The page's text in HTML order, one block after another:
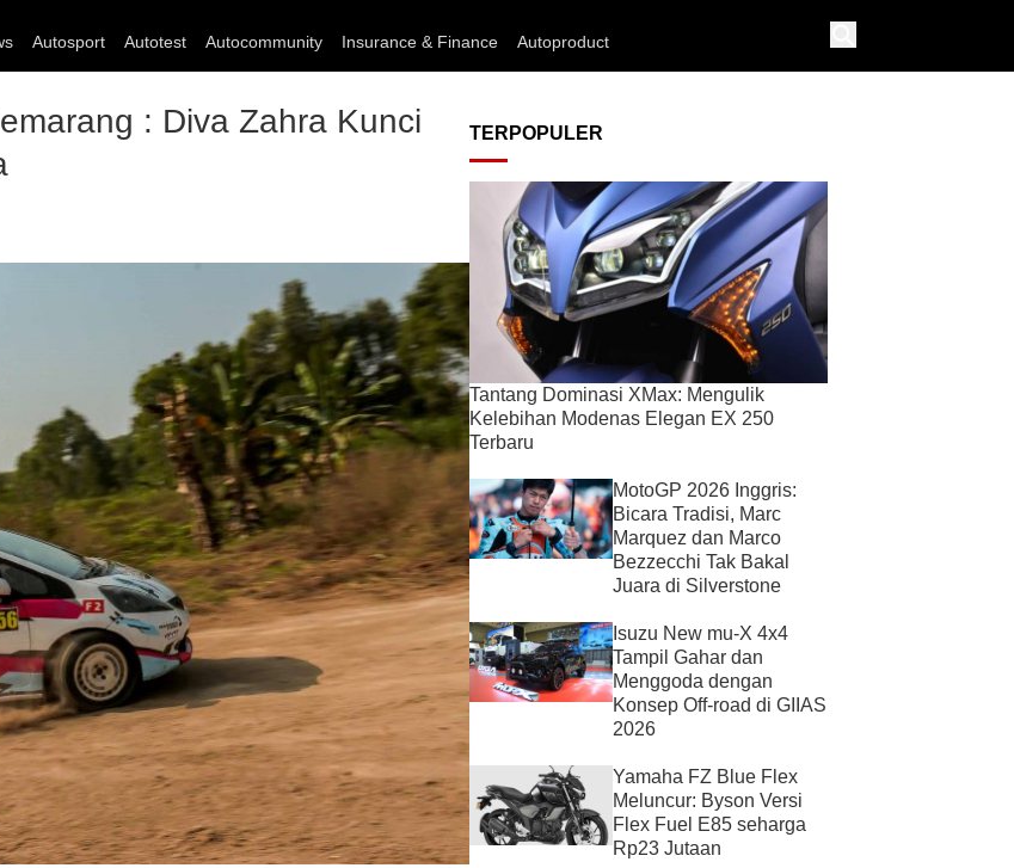
Autosport Autotest Autocommunity Insurance & Finance Autoproduct
: Diva Zahra Kunci
TERPOPULER
Tantang Dominasi XMax: Mengulik
Kelebihan Modenas Elegan EX 250
Terbaru
MotoGP 2026 Inggris:
Bicara Tradisi, Marc
Marquez dan Marco
Bezzecchi Tak Bakal
Juara di Silverstone
Isuzu New mu-X 4x4
Tampil Gahar dan
Menggoda dengan
Konsep Off-road di GIIAS
2026
Yamaha FZ Blue Flex
Meluncur: Byson Versi
Flex Fuel E85 seharga
Rp23 Jutaan